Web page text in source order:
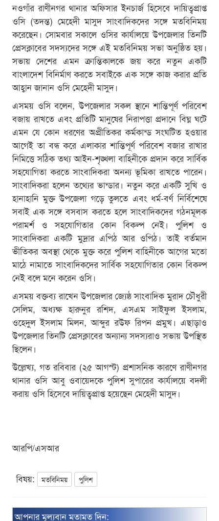
নওগাঁর রাণীনগর থানার অফিসার ইনচার্জ হিসেবে দায়িত্বপ্রাপ্ত
ওসি (তদন্ত) মেহেদী মাসুদ সাংবাদিকদের সঙ্গে মতবিনিময়
করেছেন। সোমবার সকালে ওসির কার্যালয়ে উপজেলার তিনটি
প্রেসক্লাবের সদস্যদের সঙ্গে এই মতবিনিময় সভা অনুষ্ঠিত হয়।
সভায় দেশের এমন ক্রান্তিকালকে জয় করে নতুন একটি
বাংলাদেশ বিনির্মাণ করতে সবাইকে এক সঙ্গে কাজ করার প্রতি
আহ্বান জানান ওসি মেহেদী মাসুদ।
এসময় ওসি বলেন, উপজেলার সকল স্থানে শান্তিপূর্ণ পরিবেশ
বজায় রাখতে এবং প্রতিটি মানুষের নিরাপত্তা প্রদানে বিঘ্ন ঘটে
এমন যে কোন ধরণের অপ্রীতিকর কর্মকান্ড সংঘটিত হওয়ার
আগেই তা বন্ধ করে এলাকার শান্তিপূর্ণ পরিবেশ বজার রাখার
নিমিত্তে সঠিক তথ্য আইন-শৃঙ্খলা বাহিনীকে প্রদান করে সার্বিক
সহযোগিতা করতে সাংবাদিকরা অনন্য ভূমিকা রাখতে পারেন।
সাংবাদিকরা হলেন তথ্যের ভান্ডার। নতুন করে একটি সুখি ও
হানাহানি মুক্ত উপজেলা গড়ে তুলতে এবং ধর্ম-বর্ণ নির্বিশেষে
সবাই এক সঙ্গে বসবাস করতে হলে সাংবাদিকদের গঠনমূলক
পরামর্শ ও সহযোগিতার কোন বিকল্প নেই। পুলিশ ও
সাংবাদিকরা একটি মুদ্রার এপিঠ আর ওপিঠ। তাই বর্তমান
ভীতিকর অবস্থা থেকে মুক্ত করে পুলিশ বাহিনীকে আগের মতো
মাঠে নামাতে সাংবাদিকদের সার্বিক সহযোগিতার কোন বিকল্প
নেই বলে মনে করেন ওসি।
এসময় বক্তব্য রাখেন উপজেলার জ্যেষ্ঠ সাংবাদিক মুরাদ চৌধুরী
সেলিম, অধ্যক্ষ হারুনুর রশিদ, এসএম সাইফুল ইসলাম,
ওহেদুল ইসলাম মিলন, আব্দুর রউফ রিপন প্রমুখ। এছাড়াও
উপজেলার তিনটি প্রেসক্লাবের অন্যান্য সদস্যরাও সভায় উপস্থিত
ছিলেন।
উল্লেখ্য, গত রবিবার (২৫ আগস্ট) প্রশাসনিক কারণে রাণীনগর
থানার ওসি আবু ওবায়েদকে পুলিশ সুপারের কার্যালয়ে বদলী
করায় ওসি হিসেবে দায়িত্বপ্রাপ্ত হয়েছেন মেহেদী মাসুদ।
আরপি/এসআর
বিষয়: মতবিনিময় পুলিশ
আপনার মূল্যবান মতামত দিন: